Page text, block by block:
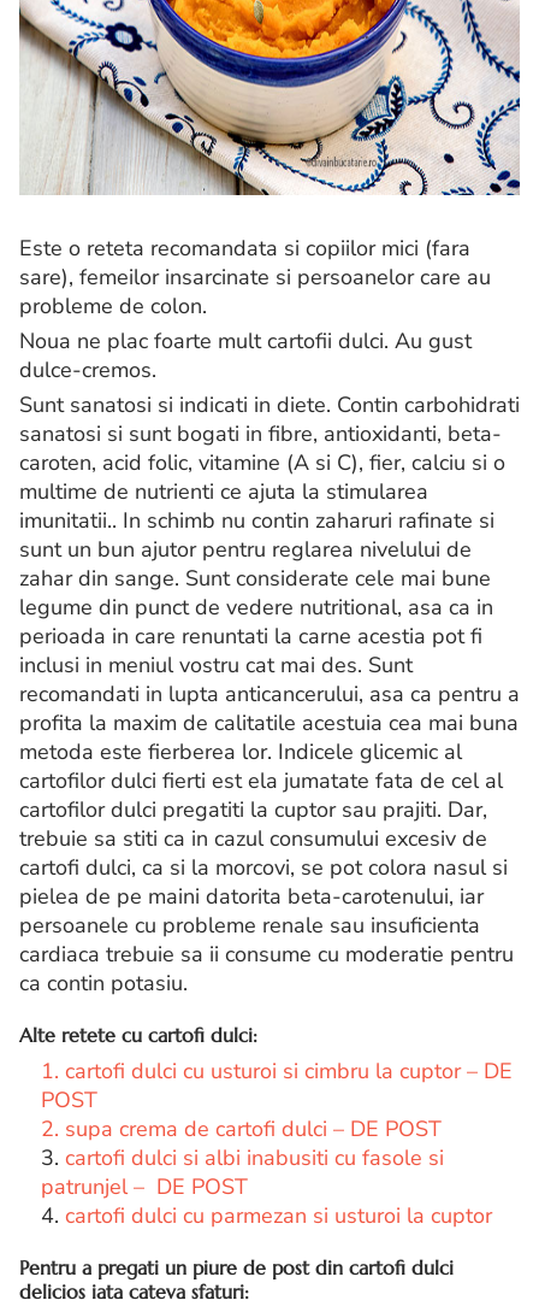
Este o reteta recomandata si copiilor mici (fara
sare), femeilor insarcinate si persoanelor care au
probleme de colon.
Noua ne plac foarte mult cartofii dulci. Au gust
dulce-cremos.
Sunt sanatosi si indicati in diete. Contin carbohidrati
sanatosi si sunt bogati in fibre, antioxidanti, beta-
caroten, acid folic, vitamine (A si C), fier, calciu si o
multime de nutrienti ce ajuta la stimularea
imunitatii.. In schimb nu contin zaharuri rafinate si
sunt un bun ajutor pentru reglarea nivelului de
zahar din sange. Sunt considerate cele mai bune
legume din punct de vedere nutritional, asa ca in
perioada in care renuntati la carne acestia pot fi
inclusi in meniul vostru cat mai des. Sunt
recomandati in lupta anticancerului, asa ca pentru a
profita la maxim de calitatile acestuia cea mai buna
metoda este fierberea lor. Indicele glicemic al
cartofilor dulci fierti est ela jumatate fata de cel al
cartofilor dulci pregatiti la cuptor sau prajiti. Dar,
trebuie sa stiti ca in cazul consumului excesiv de
cartofi dulci, ca si la morcovi, se pot colora nasul si
pielea de pe maini datorita beta-carotenului, iar
persoanele cu probleme renale sau insuficienta
cardiaca trebuie sa ii consume cu moderatie pentru
ca contin potasiu.
Alte retete cu cartofi dulci:
1. cartofi dulci cu usturoi si cimbru la cuptor – DE
POST
2. supa crema de cartofi dulci – DE POST
3. cartofi dulci si albi inabusiti cu fasole si
patrunjel – DE POST
4. cartofi dulci cu parmezan si usturoi la cuptor
Pentru a pregati un piure de post din cartofi dulci
delicios iata cateva sfaturi: